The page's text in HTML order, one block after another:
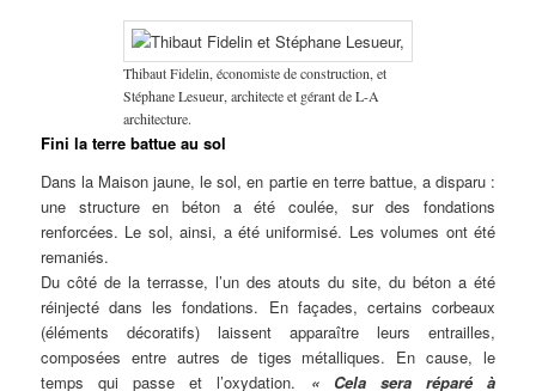
Thibaut Fidelin, économiste de construction, et
Stéphane Lesueur, architecte et gérant de L-A
architecture.
Fini la terre battue au sol
Dans la Maison jaune, le sol, en partie en terre battue, a disparu :
une structure en béton a été coulée, sur des fondations
renforcées. Le sol, ainsi, a été uniformisé. Les volumes ont été
remaniés.
Du côté de la terrasse, l’un des atouts du site, du béton a été
réinjecté dans les fondations. En façades, certains corbeaux
(éléments décoratifs) laissent apparaître leurs entrailles,
composées entre autres de tiges métalliques. En cause, le
temps qui passe et l’oxydation. « Cela sera réparé à